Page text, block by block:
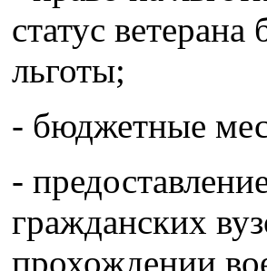
статус
льготы;
- бюджетные
-
гражданских
прохождении